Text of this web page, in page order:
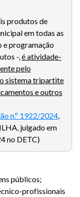
produtos de
em todas as
e programação
-,é atividade-
pelo
sistema tripartite
e outros
n.º 1922/2024,
julgado em
no DETC)
públicos;
profissionais